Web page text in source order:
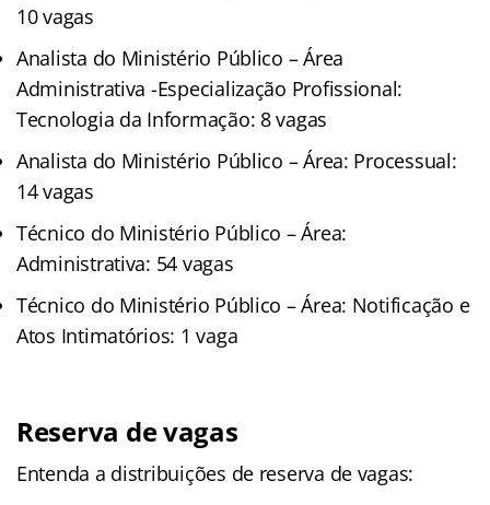
10 vagas
Analista do Ministério Público – Área
Administrativa -Especialização Profissional:
Tecnologia da Informação: 8 vagas
Analista do Ministério Público – Área: Processual:
14 vagas
Técnico do Ministério Público – Área:
Administrativa: 54 vagas
Técnico do Ministério Público – Área: Notificação e
Atos Intimatórios: 1 vaga
Reserva de vagas
Entenda a distribuições de reserva de vagas: